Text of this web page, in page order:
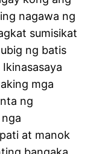
nagawa ng
sumisikat
ng batis
mga
ng
at manok